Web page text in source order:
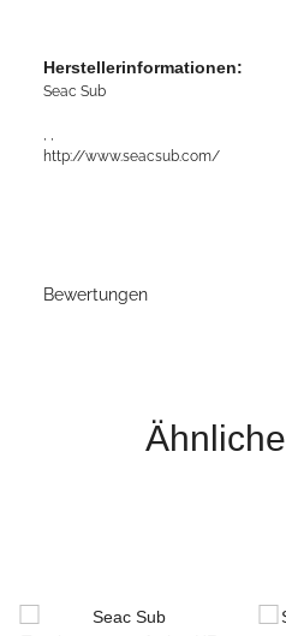
Herstellerinformationen:
Seac Sub
http://www.seacsub.com/
Bewertungen